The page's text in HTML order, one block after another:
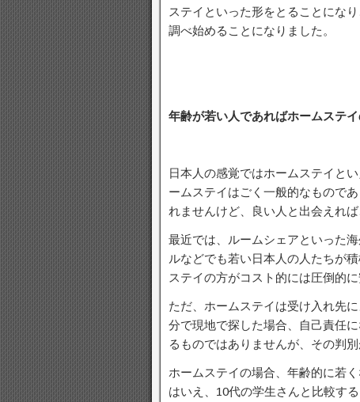
ステイといった形をとることにな
調べ始めることになりました。
年齢が若い人であればホームステイ
日本人の感覚ではホームステイと
ームステイはごく一般的なもので
れませんけど、良い人と出会えれ
最近では、ルームシェアといった
ルなどでも若い日本人の人たちが
ステイの方がコスト的には圧倒的に
ただ、ホームステイは受け入れ先
分で現地で探した場合、自己責任
るものではありませんが、その判
ホームステイの場合、年齢的に若
はいえ、10代の学生さんと比較す